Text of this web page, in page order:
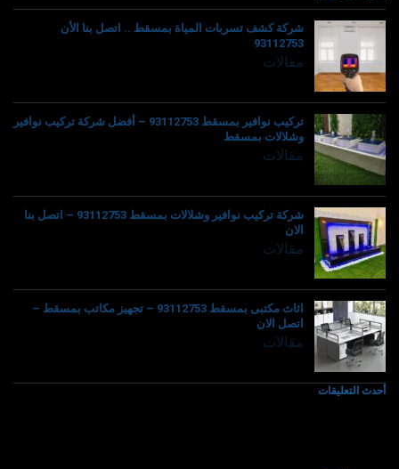
شركة كشف تسربات المياة بمسقط .. اتصل بنا الأن
93112753
مقالات
تركيب نوافير بمسقط 93112753 – أفضل شركة تركيب نوافير
وشلالات بمسقط
مقالات
شركة تركيب نوافير وشلالات بمسقط 93112753 – اتصل بنا
الان
مقالات
اثاث مكتبى بمسقط 93112753 – تجهيز مكاتب بمسقط –
اتصل الان
مقالات
أحدث التعليقات